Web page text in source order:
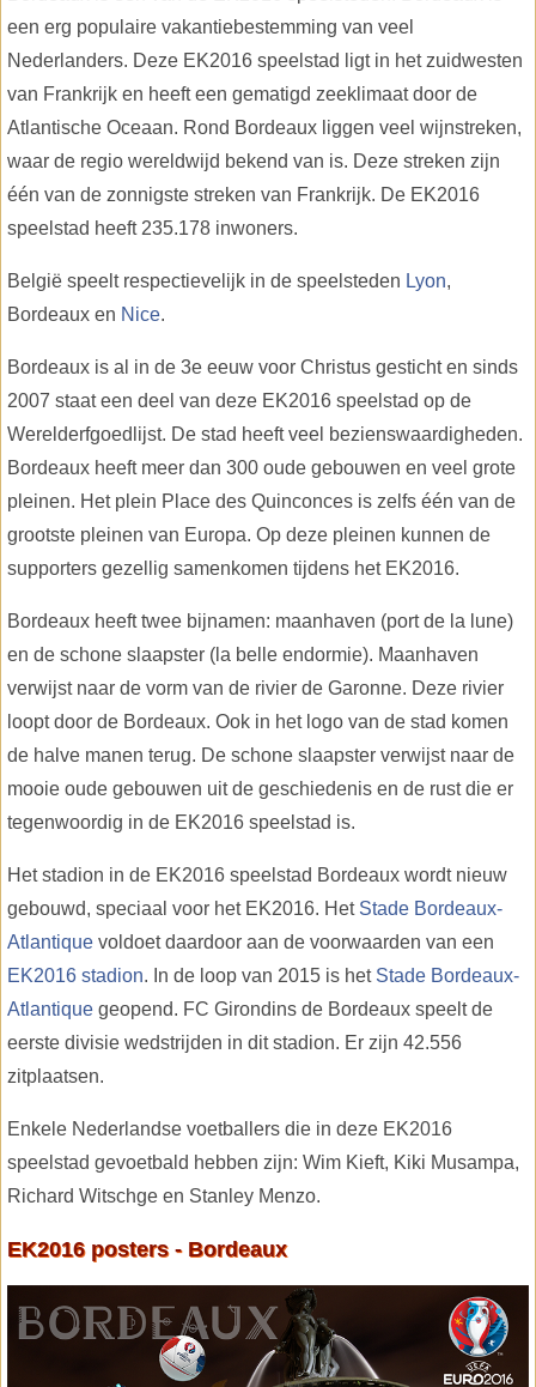
een erg populaire vakantiebestemming van veel
Nederlanders. Deze EK2016 speelstad ligt in het zuidwesten
van Frankrijk en heeft een gematigd zeeklimaat door de
Atlantische Oceaan. Rond Bordeaux liggen veel wijnstreken,
waar de regio wereldwijd bekend van is. Deze streken zijn
één van de zonnigste streken van Frankrijk. De EK2016
speelstad heeft 235.178 inwoners.
België speelt respectievelijk in de speelsteden Lyon,
Bordeaux en Nice.
Bordeaux is al in de 3e eeuw voor Christus gesticht en sinds
2007 staat een deel van deze EK2016 speelstad op de
Werelderfgoedlijst. De stad heeft veel bezienswaardigheden.
Bordeaux heeft meer dan 300 oude gebouwen en veel grote
pleinen. Het plein Place des Quinconces is zelfs één van de
grootste pleinen van Europa. Op deze pleinen kunnen de
supporters gezellig samenkomen tijdens het EK2016.
Bordeaux heeft twee bijnamen: maanhaven (port de la lune)
en de schone slaapster (la belle endormie). Maanhaven
verwijst naar de vorm van de rivier de Garonne. Deze rivier
loopt door de Bordeaux. Ook in het logo van de stad komen
de halve manen terug. De schone slaapster verwijst naar de
mooie oude gebouwen uit de geschiedenis en de rust die er
tegenwoordig in de EK2016 speelstad is.
Het stadion in de EK2016 speelstad Bordeaux wordt nieuw
gebouwd, speciaal voor het EK2016. Het Stade Bordeaux-
Atlantique voldoet daardoor aan de voorwaarden van een
EK2016 stadion. In de loop van 2015 is het Stade Bordeaux-
Atlantique geopend. FC Girondins de Bordeaux speelt de
eerste divisie wedstrijden in dit stadion. Er zijn 42.556
zitplaatsen.
Enkele Nederlandse voetballers die in deze EK2016
speelstad gevoetbald hebben zijn: Wim Kieft, Kiki Musampa,
Richard Witschge en Stanley Menzo.
EK2016 posters - Bordeaux